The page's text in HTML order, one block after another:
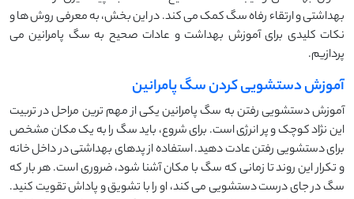
بهداشتی و ارتقاء رفاه سگ کمک می ‌کند. در این بخش، به معرفی روش ‌ها و
نکات کلیدی برای آموزش بهداشت و عادات صحیح به سگ پامرانین می
‌پردازیم.
آموزش دستشویی کردن سگ پامرانین
آموزش دستشویی رفتن به سگ پامرانین یکی از مهم‌ ترین مراحل در تربیت
این نژاد کوچک و پر انرژی است. برای شروع، باید سگ را به یک مکان مشخص
برای دستشویی رفتن عادت دهید. استفاده از پدهای بهداشتی در داخل خانه
و تکرار این روند تا زمانی که سگ با مکان آشنا شود، ضروری است. هر بار که
سگ در جای درست دستشویی می‌ کند، او را با تشویق و پاداش تقویت کنید.